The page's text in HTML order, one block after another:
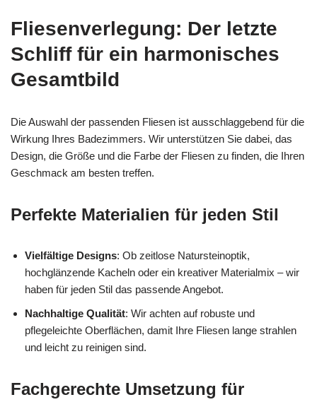
Fliesenverlegung: Der letzte
Schliff für ein harmonisches
Gesamtbild
Die Auswahl der passenden Fliesen ist ausschlaggebend für die
Wirkung Ihres Badezimmers. Wir unterstützen Sie dabei, das
Design, die Größe und die Farbe der Fliesen zu finden, die Ihren
Geschmack am besten treffen.
Perfekte Materialien für jeden Stil
Vielfältige Designs: Ob zeitlose Natursteinoptik,
hochglänzende Kacheln oder ein kreativer Materialmix – wir
haben für jeden Stil das passende Angebot.
Nachhaltige Qualität: Wir achten auf robuste und
pflegeleichte Oberflächen, damit Ihre Fliesen lange strahlen
und leicht zu reinigen sind.
Fachgerechte Umsetzung für